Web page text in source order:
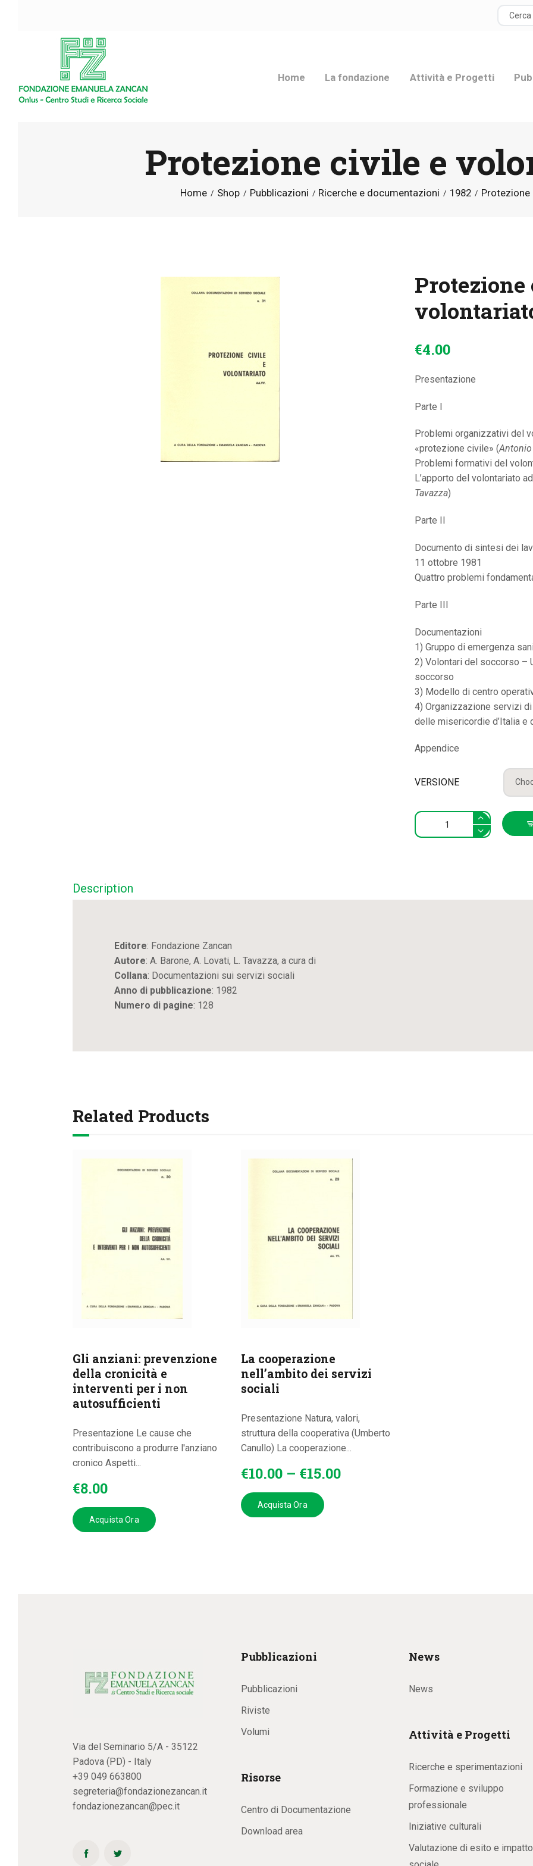
Home La fondazione Attività e Progetti
Protezione civile e
Home Shop Pubblicazioni Ricerche e documentazioni 1982
ATTIVITÀ E
PUBBLICAZIONI
RISORSE
€4.00
Presentazione
Parte I
Problemi organizzativi del
«protezione civile» (
Problemi formativi del
L’apporto del volontariato
Tavazza)
Parte II
Documento di sintesi dei
11 ottobre 1981
Quattro problemi
Parte III
Documentazioni
1) Gruppo di emergenza
2) Volontari del soccorso –
soccorso
3) Modello di centro
4) Organizzazione servizi di
delle misericordie d’Italia e
Appendice
VERSIONE
Protezione
civile
Description
Editore: Fondazione Zancan
Autore: A. Barone, A. Lovati, L. Tavazza, a cura di
Collana: Documentazioni sui servizi sociali
Anno di pubblicazione: 1982
Numero di pagine: 128
Related Products
Gli anziani: prevenzione
della cronicità e
interventi per i non
autosufficienti
Presentazione Le cause che
contribuiscono a produrre l'anziano
cronico Aspetti...
€8.00
Acquista Ora
La cooperazione
nell’ambito dei servizi
sociali
Presentazione Natura, valori,
struttura della cooperativa (Umberto
Canullo) La cooperazione...
€10.00 – €15.00
Acquista Ora
Via del Seminario 5/A - 35122
Padova (PD) - Italy
+39 049 663800
segreteria@fondazionezancan.it
fondazionezancan@pec.it
Pubblicazioni
Pubblicazioni
Riviste
Volumi
Risorse
Centro di Documentazione
Download area
News
News
Attività e Progetti
Ricerche e sperimentazioni
Formazione e sviluppo
professionale
Iniziative culturali
Valutazione di esito e impatto